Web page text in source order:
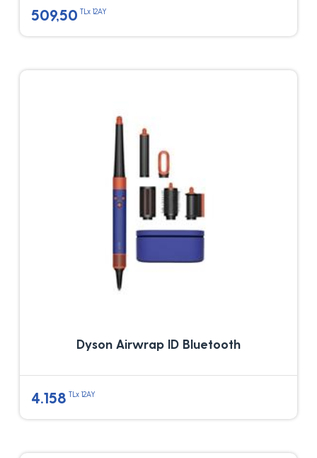
509,50 TLx 12AY
Dyson Airwrap ID Bluetooth
4.158 TLx 12AY